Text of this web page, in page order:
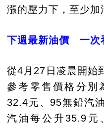
漲的壓力下，至少加
下週最新油價 一次
從4月27日凌晨開始
參考零售價格分別
32.4元、95無鉛汽
汽油每公升35.9元